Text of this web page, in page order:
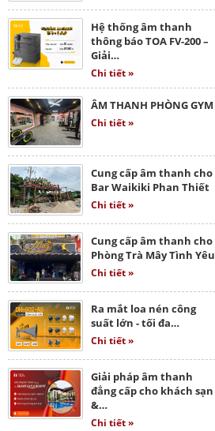
Hệ thống âm thanh
thông báo TOA FV-200 –
Giải…
Chi tiết »
ÂM THANH PHÒNG GYM
Chi tiết »
Cung cấp âm thanh cho
Bar Waikiki Phan Thiết
Chi tiết »
Cung cấp âm thanh cho
Phòng Trà Mây Tình Yêu
Chi tiết »
Ra mắt loa nén công
suất lớn - tối đa…
Chi tiết »
Giải pháp âm thanh
đẳng cấp cho khách sạn
&…
Chi tiết »